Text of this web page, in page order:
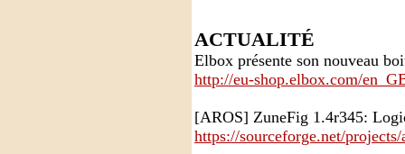
ACTUALITÉ
Elbox présente son nouveau
http://eu-shop.elbox.com/
[AROS] ZuneFig 1.4r345:
https://sourceforge.net/